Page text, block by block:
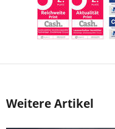
Weitere Artikel